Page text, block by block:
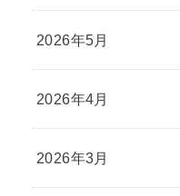
2026年5月
2026年4月
2026年3月